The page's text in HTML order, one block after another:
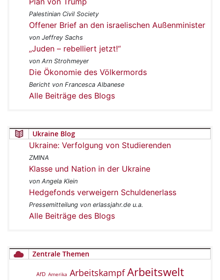
Palestinian Civil Society
Offener Brief an den israelischen Außenminister
von Jeffrey Sachs
„Juden – rebelliert jetzt!“
von Arn Strohmeyer
Die Ökonomie des Völkermords
Bericht von Francesca Albanese
Alle Beiträge des Blogs
Ukraine Blog
Ukraine: Verfolgung von Studierenden
ZMINA
Klasse und Nation in der Ukraine
von Angela Klein
Hedgefonds verweigern Schuldenerlass
Pressemitteilung von erlassjahr.de u.a.
Alle Beiträge des Blogs
Zentrale Themen
AfD Amerika Arbeitskampf Arbeitswelt